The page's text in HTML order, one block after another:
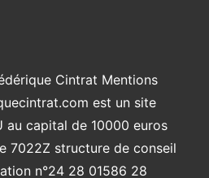
Cintrat Mentions
est un site
au capital de 10000 euros
7022Z structure de conseil
n°24 28 01586 28